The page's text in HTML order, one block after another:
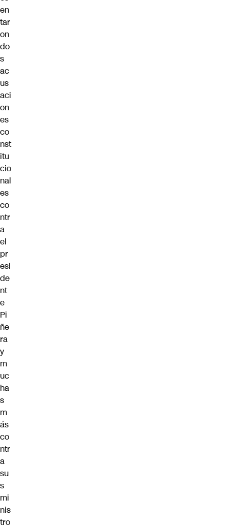
en
tar
on
do
s
ac
us
aci
on
es
co
nst
itu
cio
nal
es
co
ntr
a
el
pr
esi
de
nt
e
Pi
ñe
ra
y
m
uc
ha
s
m
ás
co
ntr
a
su
s
mi
nis
tro